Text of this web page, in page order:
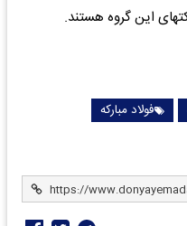
این گروه هستند.
فولاد مبارکه